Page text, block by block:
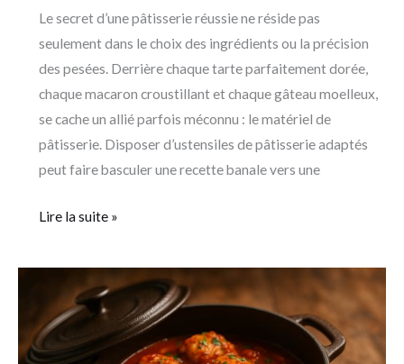
Le secret d’une pâtisserie réussie ne réside pas
seulement dans le choix des ingrédients ou la précision
des pesées. Derrière chaque tarte parfaitement dorée,
chaque macaron croustillant et chaque gâteau moelleux,
se cache un allié parfois méconnu : le matériel de
pâtisserie. Disposer d’ustensiles de pâtisserie adaptés
peut faire basculer une recette banale vers une
Lire la suite »
on
préparer
une